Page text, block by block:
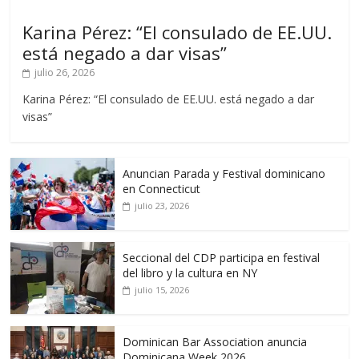
Karina Pérez: “El consulado de EE.UU.
está negado a dar visas”
julio 26, 2026
Karina Pérez: “El consulado de EE.UU. está negado a dar
visas”
Anuncian Parada y Festival dominicano
en Connecticut
julio 23, 2026
Seccional del CDP participa en festival
del libro y la cultura en NY
julio 15, 2026
Dominican Bar Association anuncia